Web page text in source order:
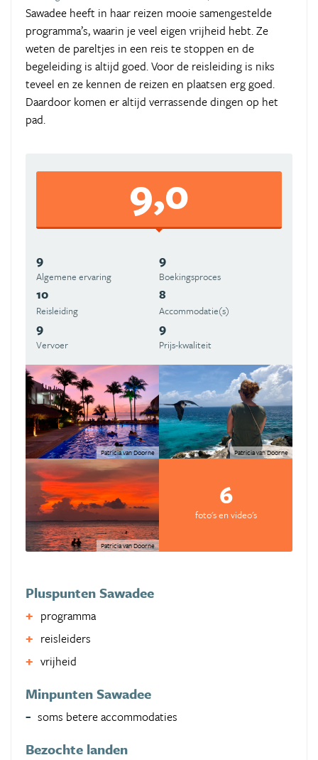
Sawadee heeft in haar reizen mooie samengestelde
programma’s, waarin je veel eigen vrijheid hebt. Ze
weten de pareltjes in een reis te stoppen en de
begeleiding is altijd goed. Voor de reisleiding is niks
teveel en ze kennen de reizen en plaatsen erg goed.
Daardoor komen er altijd verrassende dingen op het
pad.
9,0
9
Algemene ervaring
9
Boekingsproces
10
Reisleiding
8
Accommodatie(s)
9
Vervoer
9
Prijs-kwaliteit
Patricia van Doorne Patricia van Doorne
Patricia van Doorne
6
foto's en video's
Pluspunten Sawadee
programma
reisleiders
vrijheid
Minpunten Sawadee
soms betere accommodaties
Bezochte landen